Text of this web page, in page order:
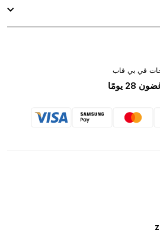
في بي فاب
يومًا